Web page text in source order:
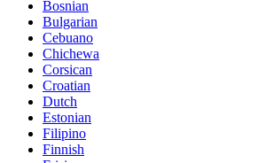
Bosnian
Bulgarian
Cebuano
Chichewa
Corsican
Croatian
Dutch
Estonian
Filipino
Finnish